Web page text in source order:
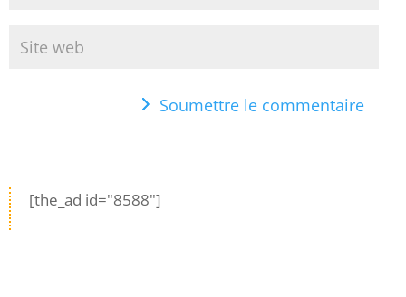
Soumettre le commentaire
[the_ad id="8588"]